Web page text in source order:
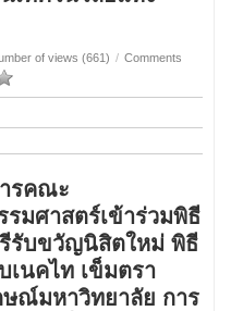
of views (661) / Comments
รคณะ
รมศาสตร์เข้าร่วมพิธี
รับขวัญนิสิตใหม่ พิธี
เนคไท เข็มตรา
ณ์มหาวิทยาลัย การ